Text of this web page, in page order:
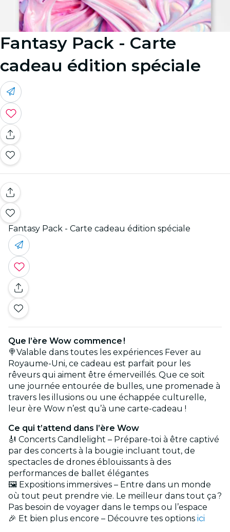
Fantasy Pack - Carte
cadeau édition spéciale
Fantasy Pack - Carte cadeau édition spéciale
Que l’ère Wow commence !
🍭Valable dans toutes les expériences Fever au
Royaume-Uni, ce cadeau est parfait pour les
rêveurs qui aiment être émerveillés. Que ce soit
une journée entourée de bulles, une promenade à
travers les illusions ou une échappée culturelle,
leur ère Wow n’est qu’à une carte-cadeau !
Ce qui t’attend dans l’ère Wow
🎻 Concerts Candlelight – Prépare-toi à être captivé
par des concerts à la bougie incluant tout, de
spectacles de drones éblouissants à des
performances de ballet élégantes
🖼️ Expositions immersives – Entre dans un monde
où tout peut prendre vie. Le meilleur dans tout ça ?
Pas besoin de voyager dans le temps ou l’espace
🎉 Et bien plus encore – Découvre tes options ici